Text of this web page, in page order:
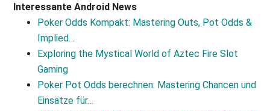
Interessante Android News
Poker Odds Kompakt: Mastering Outs, Pot Odds &
Implied…
Exploring the Mystical World of Aztec Fire Slot
Gaming
Poker Pot Odds berechnen: Mastering Chancen und
Einsätze für…